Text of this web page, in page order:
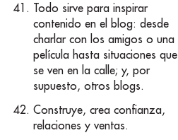
Todo sirve para inspirar
contenido en el blog: desde
charlar con los amigos o una
película hasta situaciones que
se ven en la calle; y, por
supuesto, otros blogs.
Construye, crea confianza,
relaciones y ventas.